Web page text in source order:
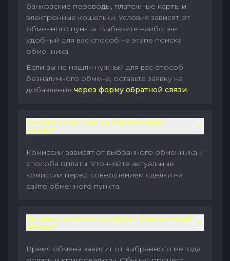
банковские переводы, платежные карты и
электронные кошельки. Условия зависят от
обменного пункта. Выберите наиболее
удобный для вас способ на этапе поиска
обменника.
Если вы не нашли нужный для вас способ
безналичного обмена, оставьте заявку на
добавление через форму обратной связи.
Каковы комиссии за безналичный
обмен?
Комиссии зависят от выбранного обменника и
способа оплаты. Уточняйте актуальные
комиссии перед совершением сделки на
сайте обменного пункта.
Сколько времени занимает безналичный
обмен?
Время обмена зависит от выбранного метода